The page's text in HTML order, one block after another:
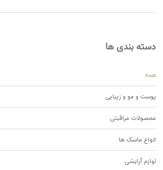
دسته بندی ها
همه
پوست و مو و زیبایی
محصولات مراقبتی
انواع ماسک ها
لوازم آرایشی